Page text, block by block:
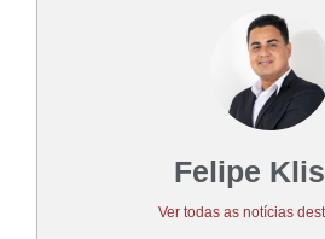
Felipe
Ver todas as notícias